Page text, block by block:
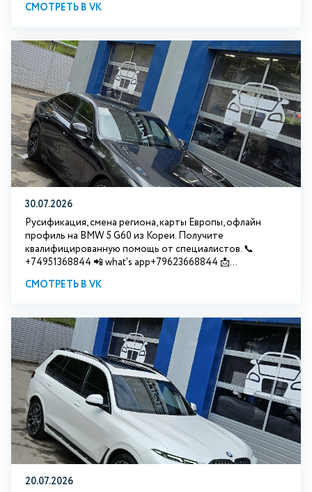
СМОТРЕТЬ В VK
30.07.2026
Русификация, смена региона, карты Европы, офлайн
профиль на BMW 5 G60 из Кореи. Получите
квалифицированную помощь от специалистов. 📞
+74951368844 📲 what's app+79623668844 📩...
СМОТРЕТЬ В VK
20.07.2026